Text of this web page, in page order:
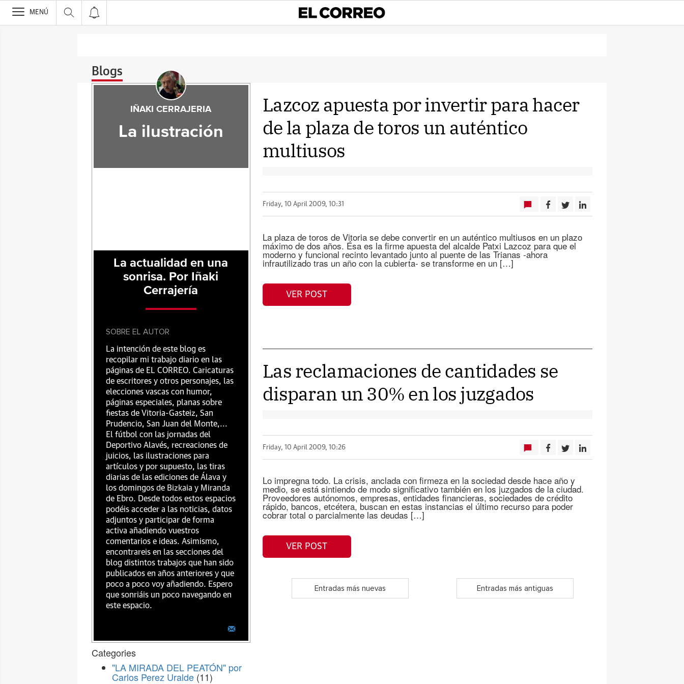
>
MENÚ
Blogs
Lazcoz apuesta por invertir para hacer
de la plaza de toros un auténtico
multiusos
Friday, 10 April 2009, 10:31
La plaza de toros de Vitoria se debe convertir en un auténtico multiusos en un plazo
máximo de dos años. Ésa es la firme apuesta del alcalde Patxi Lazcoz para que el
moderno y funcional recinto levantado junto al puente de las Trianas -ahora
infrautilizado tras un año con la cubierta- se transforme en un […]
VER POST
Las reclamaciones de cantidades se
disparan un 30% en los juzgados
Friday, 10 April 2009, 10:26
Lo impregna todo. La crisis, anclada con firmeza en la sociedad desde hace año y
medio, se está sintiendo de modo significativo también en los juzgados de la ciudad.
Proveedores autónomos, empresas, entidades financieras, sociedades de crédito
rápido, bancos, etcétera, buscan en estas instancias el último recurso para poder
cobrar total o parcialmente las deudas […]
VER POST
Entradas más nuevas Entradas más antiguas
IÑAKI CERRAJERIA
La ilustración
La actualidad en una
sonrisa. Por Iñaki
Cerrajería
SOBRE EL AUTOR
La intención de este blog es
recopilar mi trabajo diario en las
páginas de EL CORREO. Caricaturas
de escritores y otros personajes, las
elecciones vascas con humor,
páginas especiales, planas sobre
fiestas de Vitoria-Gasteiz, San
Prudencio, San Juan del Monte,...
El fútbol con las jornadas del
Deportivo Alavés, recreaciones de
juicios, las ilustraciones para
artículos y por supuesto, las tiras
diarias de las ediciones de Álava y
los domingos de Bizkaia y Miranda
de Ebro. Desde todos estos espacios
podéis acceder a las noticias, datos
adjuntos y participar de forma
activa añadiendo vuestros
comentarios e ideas. Asimismo,
encontrareis en las secciones del
blog distintos trabajos que han sido
publicados en años anteriores y que
poco a poco voy añadiendo. Espero
que sonriáis un poco navegando en
este espacio.
Categories
"LA MIRADA DEL PEATÓN" por
Carlos Perez Uralde (11)